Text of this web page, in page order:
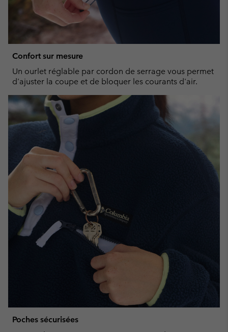
Confort sur mesure
Un ourlet réglable par cordon de serrage vous permet
d'ajuster la coupe et de bloquer les courants d'air.
Poches sécurisées